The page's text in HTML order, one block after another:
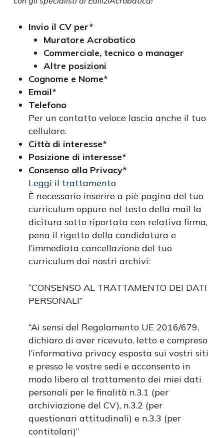
Invio il CV per*
Muratore Acrobatico
Commerciale, tecnico o manager
Altre posizioni
Cognome e Nome*
Email*
Telefono
Per un contatto veloce lascia anche il tuo
cellulare.
Città di interesse*
Posizione di interesse*
Consenso alla Privacy*
Leggi il trattamento
È necessario inserire a piè pagina del tuo
curriculum oppure nel testo della mail la
dicitura sotto riportata con relativa firma,
pena il rigetto della candidatura e
l’immediata cancellazione del tuo
curriculum dai nostri archivi:
“CONSENSO AL TRATTAMENTO DEI DATI
PERSONALI”
“Ai sensi del Regolamento UE 2016/679,
dichiaro di aver ricevuto, letto e compreso
l’informativa privacy esposta sui vostri siti
e presso le vostre sedi e acconsento in
modo libero al trattamento dei miei dati
personali per le finalità n.3.1 (per
archiviazione del CV), n.3.2 (per
questionari attitudinali) e n.3.3 (per
contitolari)”